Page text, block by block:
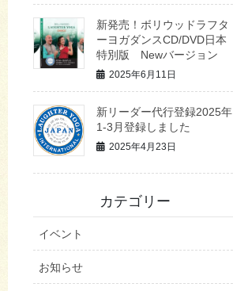
新発売！ボリウッドラフタ
ーヨガダンスCD/DVD日本
特別版 Newバージョン
2025年6月11日
新リーダー代行登録2025年
1-3月登録しました
2025年4月23日
カテゴリー
イベント
お知らせ